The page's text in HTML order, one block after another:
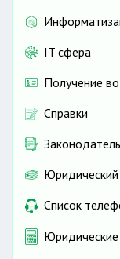
IT сфера
Получение
Справки
Юридический
Список
Юридические